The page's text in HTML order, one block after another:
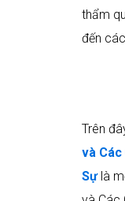
thẩm
đến
Trên
và Các
Sựlà